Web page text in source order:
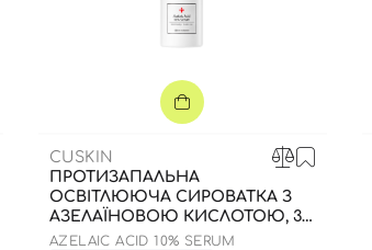
CUSKIN
ПРОТИЗАПАЛЬНА
ОСВІТЛЮЮЧА СИРОВАТКА З
АЗЕЛАЇНОВОЮ КИСЛОТОЮ, 30
МЛ
AZELAIC ACID 10% SERUM